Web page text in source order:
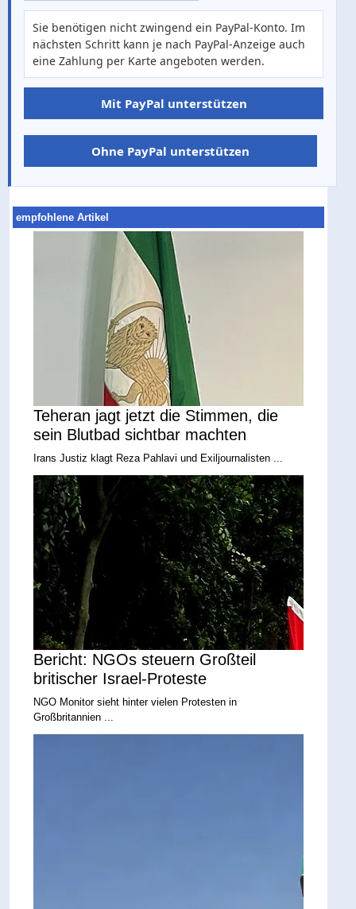
Sie benötigen nicht zwingend ein PayPal-Konto. Im
nächsten Schritt kann je nach PayPal-Anzeige auch
eine Zahlung per Karte angeboten werden.
Mit PayPal unterstützen
Ohne PayPal unterstützen
empfohlene Artikel
Teheran jagt jetzt die Stimmen, die
sein Blutbad sichtbar machten
Irans Justiz klagt Reza Pahlavi und Exiljournalisten ...
Bericht: NGOs steuern Großteil
britischer Israel-Proteste
NGO Monitor sieht hinter vielen Protesten in
Großbritannien ...